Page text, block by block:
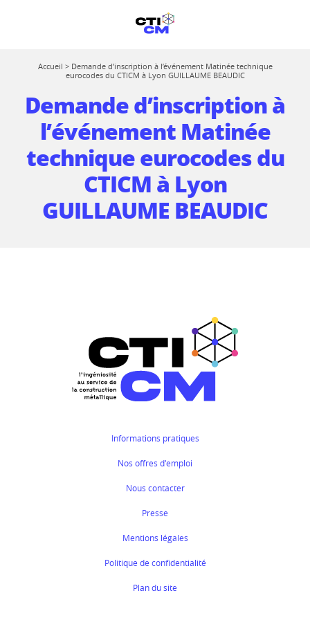
Accueil > Demande d’inscription à l’événement Matinée technique
eurocodes du CTICM à Lyon GUILLAUME BEAUDIC
Demande d’inscription à
l’événement Matinée
technique eurocodes du
CTICM à Lyon
GUILLAUME BEAUDIC
Informations pratiques
Nos offres d'emploi
Nous contacter
Presse
Mentions légales
Politique de confidentialité
Plan du site